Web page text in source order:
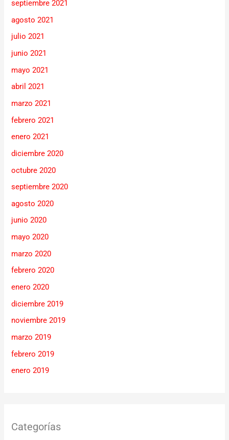
septiembre 2021
agosto 2021
julio 2021
junio 2021
mayo 2021
abril 2021
marzo 2021
febrero 2021
enero 2021
diciembre 2020
octubre 2020
septiembre 2020
agosto 2020
junio 2020
mayo 2020
marzo 2020
febrero 2020
enero 2020
diciembre 2019
noviembre 2019
marzo 2019
febrero 2019
enero 2019
Categorías